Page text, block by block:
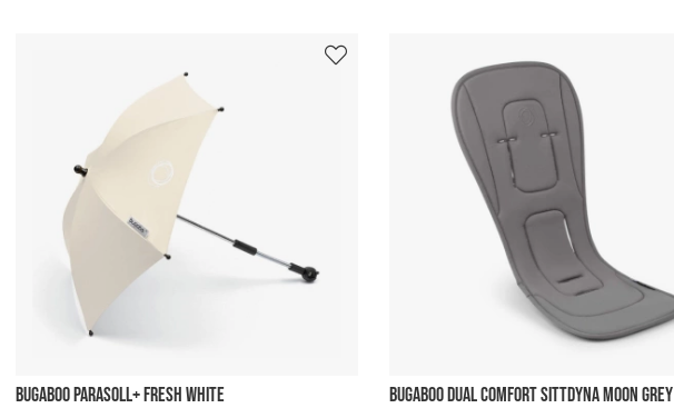
BUGABOO PARASOLL+ FRESH WHITE BUGABOO DUAL COMFORT SITTDYNA MOON GREY